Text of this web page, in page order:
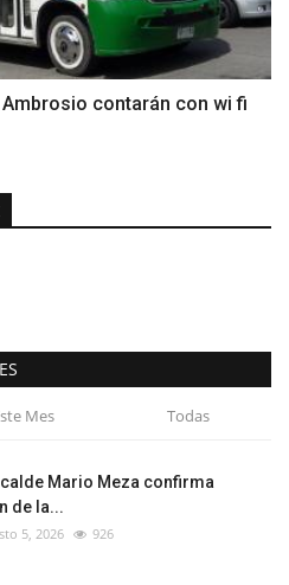
contarán con wi fi
Mes Todas
Mario Meza confirma
de la...
5, 2026 926